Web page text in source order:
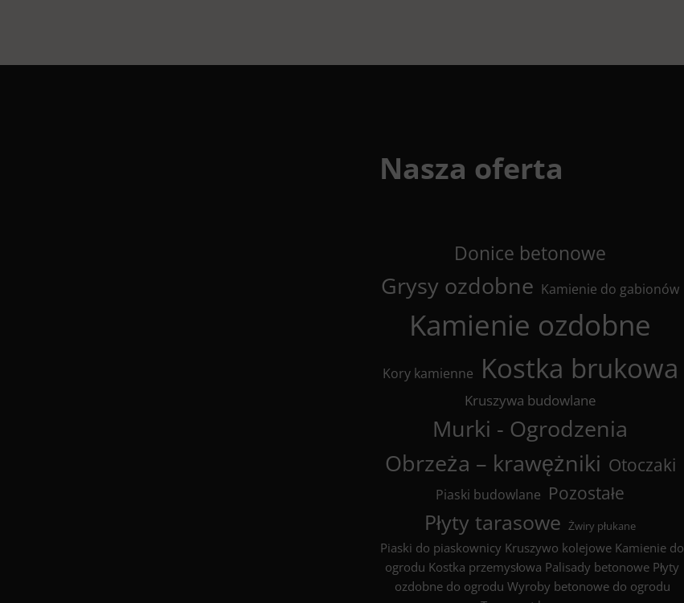
Nasza oferta
Donice betonowe
Grysy ozdobne Kamienie do gabionów
Kamienie ozdobne
Kory kamienne Kostka brukowa
Kruszywa budowlane
Murki - Ogrodzenia
Obrzeża – krawężniki Otoczaki
Piaski budowlane Pozostałe
Płyty tarasowe Żwiry płukane
Piaski do piaskownicy Kruszywo kolejowe Kamienie do
ogrodu Kostka przemysłowa Palisady betonowe Płyty
ozdobne do ogrodu Wyroby betonowe do ogrodu